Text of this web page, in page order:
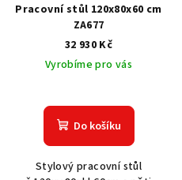
Pracovní stůl 120x80x60 cm
ZA677
32 930 Kč
Vyrobíme pro vás
Do košíku
Stylový pracovní stůl